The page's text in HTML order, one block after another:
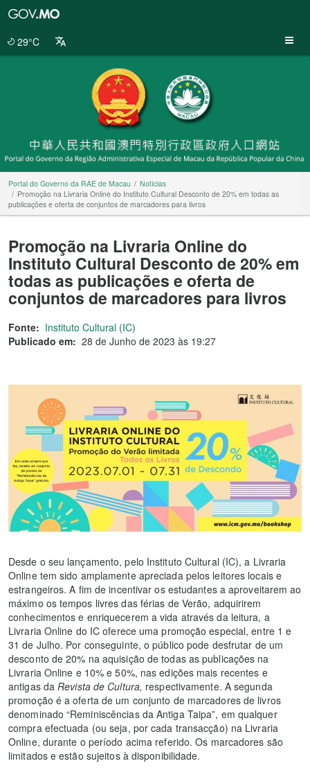
29°C
Portal do Governo da RAE de Macau
Notícias
Promoção na Livraria Online do Instituto Cultural Desconto de 20% em todas as
publicações e oferta de conjuntos de marcadores para livros
Promoção na Livraria Online do
Instituto Cultural Desconto de 20% em
todas as publicações e oferta de
conjuntos de marcadores para livros
Fonte: Instituto Cultural (IC)
Publicado em: 28 de Junho de 2023 às 19:27
Desde o seu lançamento, pelo Instituto Cultural (IC), a Livraria
Online tem sido amplamente apreciada pelos leitores locais e
estrangeiros. A fim de incentivar os estudantes a aproveitarem ao
máximo os tempos livres das férias de Verão, adquirirem
conhecimentos e enriquecerem a vida através da leitura, a
Livraria Online do IC oferece uma promoção especial, entre 1 e
31 de Julho. Por conseguinte, o público pode desfrutar de um
desconto de 20% na aquisição de todas as publicações na
Livraria Online e 10% e 50%, nas edições mais recentes e
antigas da Revista de Cultura, respectivamente. A segunda
promoção é a oferta de um conjunto de marcadores de livros
denominado “Reminiscências da Antiga Taipa”, em qualquer
compra efectuada (ou seja, por cada transacção) na Livraria
Online, durante o período acima referido. Os marcadores são
limitados e estão sujeitos à disponibilidade.